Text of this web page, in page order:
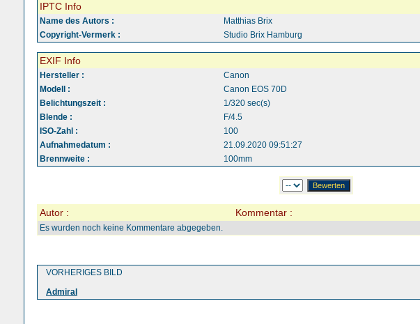
IPTC Info
Name des Autors :
Matthias Brix
Copyright-Vermerk :
Studio Brix Hamburg
EXIF Info
Hersteller :
Canon
Modell :
Canon EOS 70D
Belichtungszeit :
1/320 sec(s)
Blende :
F/4.5
ISO-Zahl :
100
Aufnahmedatum :
21.09.2020 09:51:27
Brennweite :
100mm
Autor : Kommentar :
Es wurden noch keine Kommentare abgegeben.
VORHERIGES BILD
Admiral